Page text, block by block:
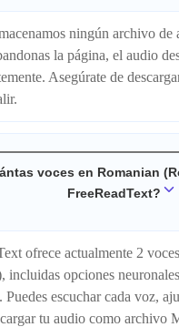
ningún archivo de
la página, el audio
Asegúrate de
voces en Romanian
FreeReadText?
ofrece actualmente 2
incluidas opciones
Puedes escuchar cada voz,
tu audio como archivo